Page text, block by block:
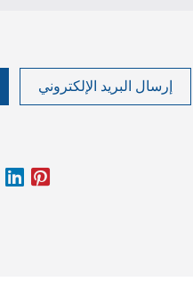
إرسال البريد الإلكتروني